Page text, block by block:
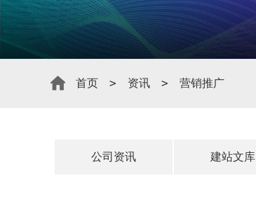
首页 资讯 营销推广
公司资讯 建站文库